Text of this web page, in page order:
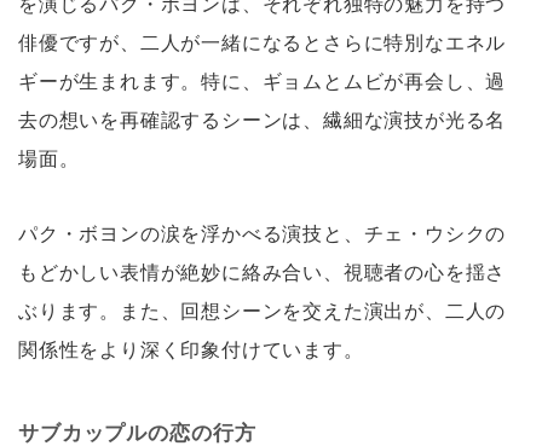
俳優ですが、二人が一緒になるとさらに特別なエネル
ギーが生まれます。特に、ギョムとムビが再会し、過
去の想いを再確認するシーンは、繊細な演技が光る名
場面。
パク・ボヨンの涙を浮かべる演技と、チェ・ウシクの
もどかしい表情が絶妙に絡み合い、視聴者の心を揺さ
ぶります。また、回想シーンを交えた演出が、二人の
関係性をより深く印象付けています。
サブカップルの恋の行方